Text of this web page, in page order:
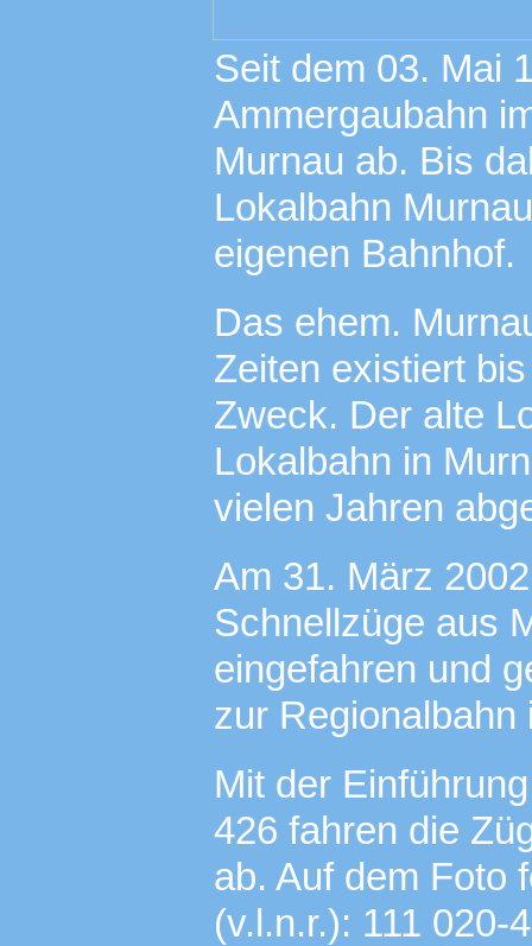
Seit dem 03. Mai
Ammergaubahn
Murnau ab. Bis
Lokalbahn
eigenen Bahnhof.
Das ehem.
Zeiten existiert
Zweck. Der alte
Lokalbahn in
vielen Jahren
Am 31. März
Schnellzüge aus
eingefahren und
zur
Mit der
426 fahren die
ab. Auf dem Foto
(v.l.n.r.): 111